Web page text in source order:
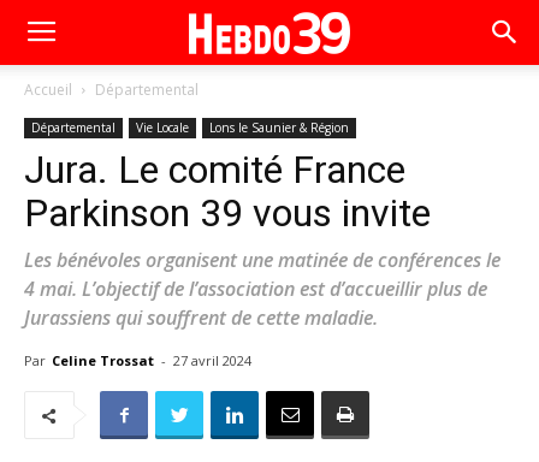
Accueil Départemental
Départemental Vie Locale Lons le Saunier & Région
Jura. Le comité France
Parkinson 39 vous invite
Les bénévoles organisent une matinée de conférences le
4 mai. L’objectif de l’association est d’accueillir plus de
Jurassiens qui souffrent de cette maladie.
Par Celine Trossat - 27 avril 2024